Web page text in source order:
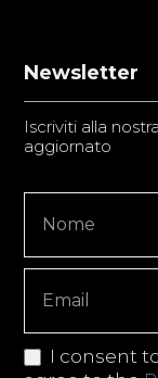
Newsletter
Iscriviti alla
aggiornato
Signup
Copy
I consent